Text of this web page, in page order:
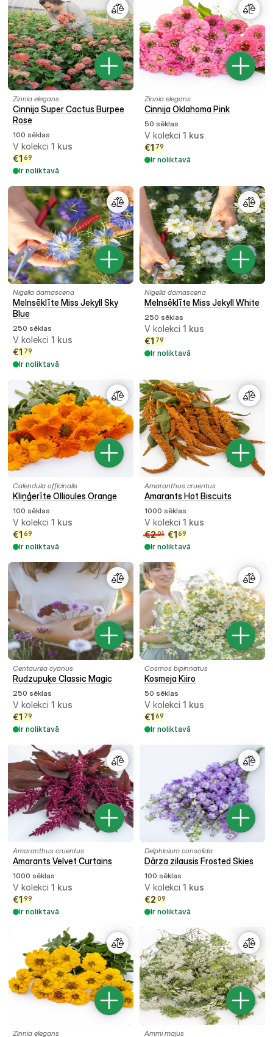
Zinnia elegans
Cinnija Super Cactus Burpee
Rose
100 sēklas
V kolekci 1 kus
€1 69
Ir noliktavā
Zinnia elegans
Cinnija Oklahoma Pink
50 sēklas
V kolekci 1 kus
€1 79
Ir noliktavā
Nigella damascena
Melnsēklīte Miss Jekyll Sky
Blue
250 sēklas
V kolekci 1 kus
€1 79
Ir noliktavā
Nigella damascena
Melnsēklīte Miss Jekyll White
250 sēklas
V kolekci 1 kus
€1 79
Ir noliktavā
Calendula officinalis
Kliņģerīte Ollioules Orange
100 sēklas
V kolekci 1 kus
€1 69
Ir noliktavā
Amaranthus cruentus
Amarants Hot Biscuits
1000 sēklas
V kolekci 1 kus
€201 €169
Ir noliktavā
Centaurea cyanus
Rudzupuķe Classic Magic
250 sēklas
V kolekci 1 kus
€1 79
Ir noliktavā
Cosmos bipinnatus
Kosmeja Kiiro
50 sēklas
V kolekci 1 kus
€1 69
Ir noliktavā
Amaranthus cruentus
Amarants Velvet Curtains
1000 sēklas
V kolekci 1 kus
€1 99
Ir noliktavā
Delphinium consolida
Dārza zilausis Frosted Skies
100 sēklas
V kolekci 1 kus
€2 09
Ir noliktavā
Zinnia elegans Ammi majus